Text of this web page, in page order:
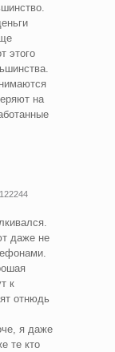
этого
на
даже не
к
отнюдь
я даже
те кто